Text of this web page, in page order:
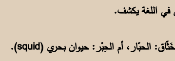
55. يلبد: يَخْتُل (خليج) وفي اللغة لَبدَ بالمكان: التصق به أو أقام به. الخَثّاق: الحبّار، أم الحِبْر: حيوان بحري (squid).